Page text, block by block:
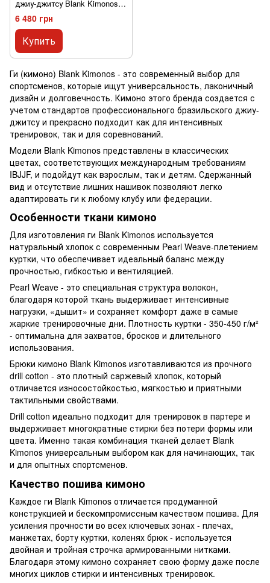
джиу-джитсу Blank Kimonos
Gold Weave Синее A0
6 480 грн
Купить
Ги (кимоно) Blank Kimonos - это современный выбор для
спортсменов, которые ищут универсальность, лаконичный
дизайн и долговечность. Кимоно этого бренда создается с
учетом стандартов профессионального бразильского джиу-
джитсу и прекрасно подходит как для интенсивных
тренировок, так и для соревнований.
Модели Blank Kimonos представлены в классических
цветах, соответствующих международным требованиям
IBJJF, и подойдут как взрослым, так и детям. Сдержанный
вид и отсутствие лишних нашивок позволяют легко
адаптировать ги к любому клубу или федерации.
Особенности ткани кимоно
Для изготовления ги Blank Kimonos используется
натуральный хлопок с современным Pearl Weave-плетением
куртки, что обеспечивает идеальный баланс между
прочностью, гибкостью и вентиляцией.
Pearl Weave - это специальная структура волокон,
благодаря которой ткань выдерживает интенсивные
нагрузки, «дышит» и сохраняет комфорт даже в самые
жаркие тренировочные дни. Плотность куртки - 350-450 г/м²
- оптимальна для захватов, бросков и длительного
использования.
Брюки кимоно Blank Kimonos изготавливаются из прочного
drill cotton - это плотный саржевый хлопок, который
отличается износостойкостью, мягкостью и приятными
тактильными свойствами.
Drill cotton идеально подходит для тренировок в партере и
выдерживает многократные стирки без потери формы или
цвета. Именно такая комбинация тканей делает Blank
Kimonos универсальным выбором как для начинающих, так
и для опытных спортсменов.
Качество пошива кимоно
Каждое ги Blank Kimonos отличается продуманной
конструкцией и бескомпромиссным качеством пошива. Для
усиления прочности во всех ключевых зонах - плечах,
манжетах, борту куртки, коленях брюк - используется
двойная и тройная строчка армированными нитками.
Благодаря этому кимоно сохраняет свою форму даже после
многих циклов стирки и интенсивных тренировок.